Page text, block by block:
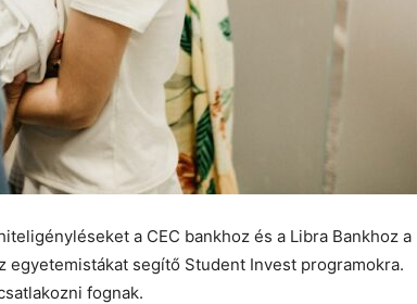
a CEC bankhoz és a Libra Bankhoz a
egyetemistákat segítő Student Invest programokra.
fognak.